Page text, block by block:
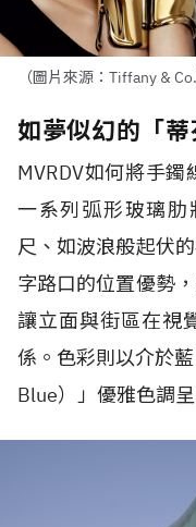
（圖片來源：Tiffany & Co.
如夢似幻的「
MVRDV如何將手鐲
一系列弧形玻璃
尺、如波浪般起伏
字路口的位置優勢
讓立面與街區在視
係。色彩則以介於
Blue）」優雅色調